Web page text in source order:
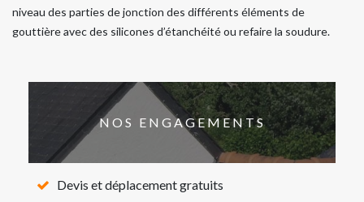
niveau des parties de jonction des différents éléments de
gouttière avec des silicones d’étanchéité ou refaire la soudure.
NOS ENGAGEMENTS
Devis et déplacement gratuits